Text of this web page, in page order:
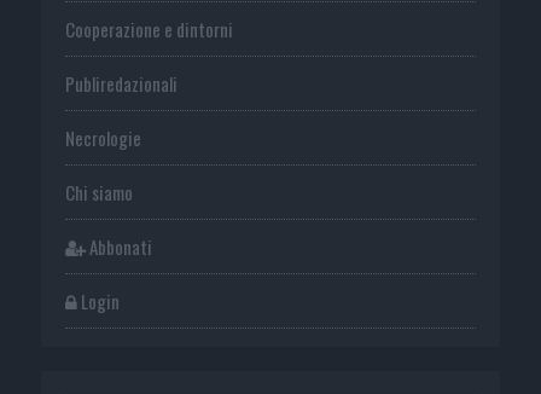
Cooperazione e dintorni
Publiredazionali
Necrologie
Chi siamo
Abbonati
Login